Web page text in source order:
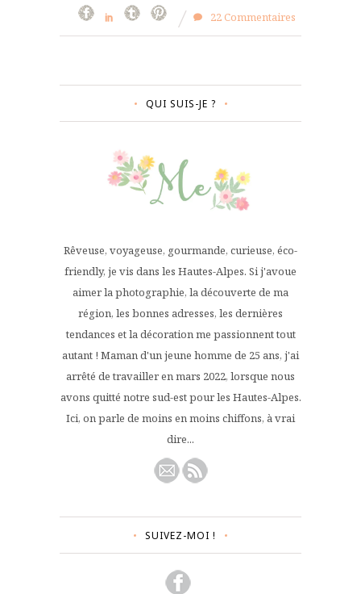
22 Commentaires
QUI SUIS-JE ?
Rêveuse, voyageuse, gourmande, curieuse, éco-
friendly, je vis dans les Hautes-Alpes. Si j'avoue
aimer la photographie, la découverte de ma
région, les bonnes adresses, les dernières
tendances et la décoration me passionnent tout
autant ! Maman d'un jeune homme de 25 ans, j'ai
arrêté de travailler en mars 2022, lorsque nous
avons quitté notre sud-est pour les Hautes-Alpes.
Ici, on parle de moins en moins chiffons, à vrai
dire...
SUIVEZ-MOI !